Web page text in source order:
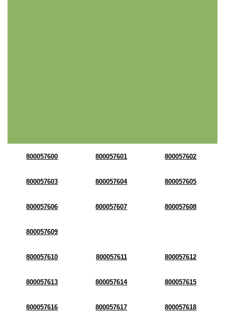
800057600 800057601 800057602
800057603 800057604 800057605
800057606 800057607 800057608
800057609
800057610 800057611 800057612
800057613 800057614 800057615
800057616 800057617 800057618